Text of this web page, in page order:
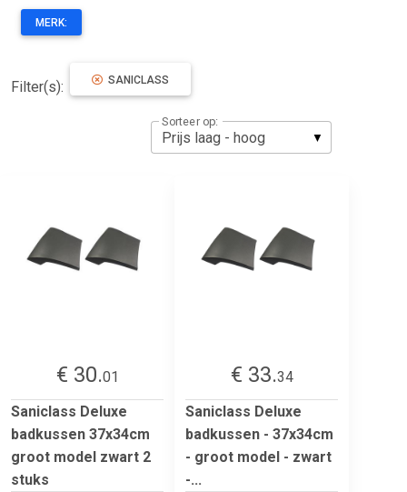
MERK:
Filter(s): SANICLASS
Sorteer op:
€ 30.01
Saniclass Deluxe
badkussen 37x34cm
groot model zwart 2
stuks
€ 33.34
Saniclass Deluxe
badkussen - 37x34cm
- groot model - zwart
-...